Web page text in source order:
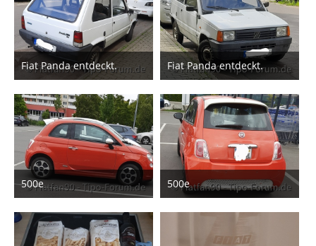
Fiat Panda entdeckt.
2. Juni 2026
5
Fiat Panda entdeckt.
2. Juni 2026
6
500e
23. August 2025
2
500e
23. August 2025